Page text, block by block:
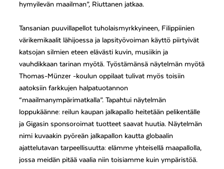
hymyilevän maailman”, Riuttanen jatkaa.
Tansanian puuvillapellot tuholaismyrkkyineen, Filippiinien
värikemikaalit lähijoessa ja lapsityövoiman käyttö piirtyivät
katsojan silmien eteen elävästi kuvin, musiikin ja
vauhdikkaan tarinan myötä. Työstämänsä näytelmän myötä
Thomas-Münzer -koulun oppilaat tulivat myös toisiin
aatoksiin farkkujen halpatuotannon
“maailmanympärimatkalla”. Tapahtui näytelmän
loppukäänne: reilun kaupan jalkapallo heitetään pelikentälle
ja Gigasin sponsoroimat tuotteet saavat huutia. Näytelmän
nimi kuvaakin pyöreän jalkapallon kautta globaalin
ajattelutavan tarpeellisuutta: elämme yhteisellä maapallolla,
jossa meidän pitää vaalia niin toisiamme kuin ympäristöä.